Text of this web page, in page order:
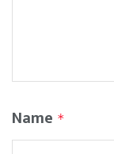
Name *